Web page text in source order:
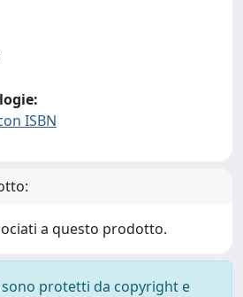
ISBN
a questo prodotto.
protetti da copyright e